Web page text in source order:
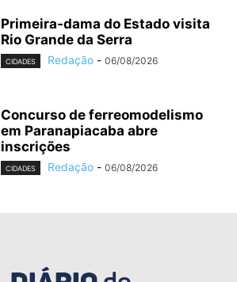
Primeira-dama do Estado visita
Rio Grande da Serra
CIDADES Redação - 06/08/2026
Concurso de ferreomodelismo
em Paranapiacaba abre
inscrições
CIDADES Redação - 06/08/2026